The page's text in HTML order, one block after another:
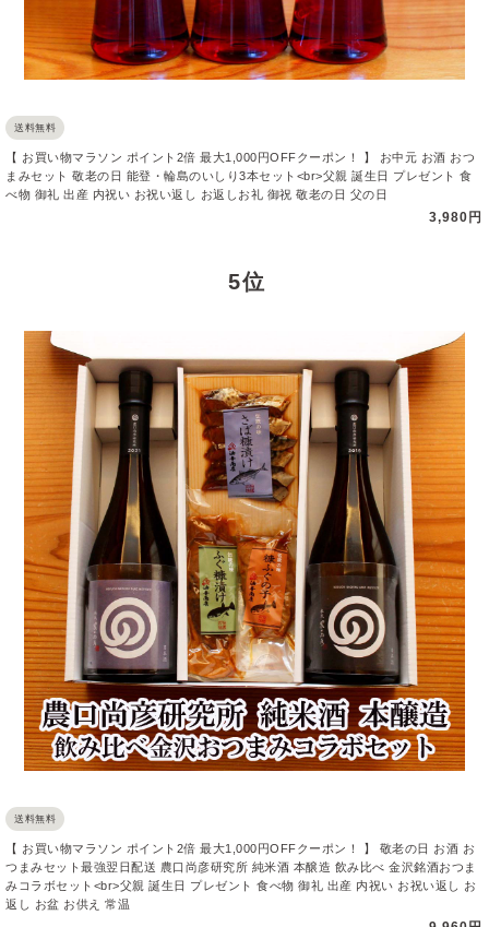
送料無料
【 お買い物マラソン ポイント2倍 最大1,000円OFFクーポン！ 】 お中元 お酒 おつ
まみセット 敬老の日 能登・輪島のいしり3本セット<br>父親 誕生日 プレゼント 食
べ物 御礼 出産 内祝い お祝い返し お返しお礼 御祝 敬老の日 父の日
3,980円
5 位
送料無料
【 お買い物マラソン ポイント2倍 最大1,000円OFFクーポン！ 】 敬老の日 お酒 お
つまみセット最強翌日配送 農口尚彦研究所 純米酒 本醸造 飲み比べ 金沢銘酒おつま
みコラボセット<br>父親 誕生日 プレゼント 食べ物 御礼 出産 内祝い お祝い返し お
返し お盆 お供え 常温